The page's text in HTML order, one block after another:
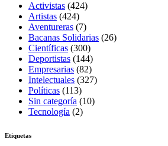
Activistas (424)
Artistas (424)
Aventureras (7)
Bacanas Solidarias (26)
Científicas (300)
Deportistas (144)
Empresarias (82)
Intelectuales (327)
Políticas (113)
Sin categoría (10)
Tecnología (2)
Etiquetas